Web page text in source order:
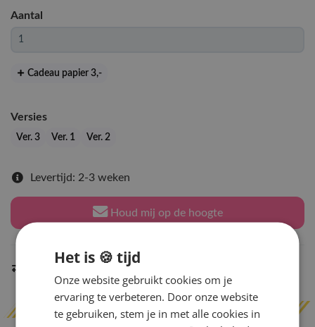
Aantal
Cadeau papier 3,-
Versies
Ver. 3 Ver. 1 Ver. 2
Levertijd: 2-3 weken
Houd mij op de hoogte
binnen 2 werkdagen
Het is 🍪 tijd
Onze website gebruikt cookies om je
ervaring te verbeteren. Door onze website
te gebruiken, stem je in met alle cookies in